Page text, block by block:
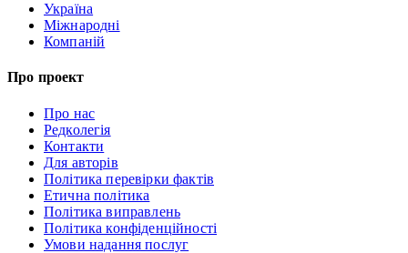
Україна
Міжнародні
Компаній
Про проект
Про нас
Редколегія
Контакти
Для авторів
Політика перевірки фактів
Етична політика
Політика виправлень
Політика конфіденційності
Умови надання послуг